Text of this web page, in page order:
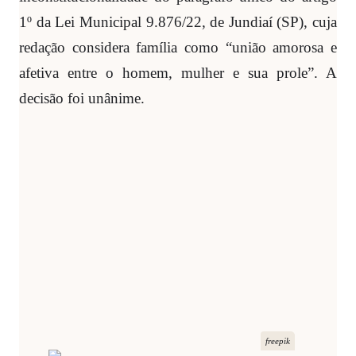
1º da Lei Municipal 9.876/22, de Jundiaí (SP), cuja
redação considera família como “união amorosa e
afetiva entre o homem, mulher e sua prole”. A
decisão foi unânime.
freepik